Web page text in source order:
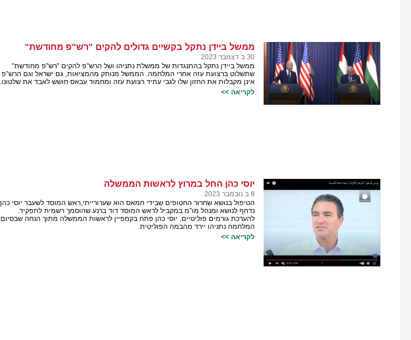
ממשל ביידן נתקל בקשיים גדולים להקים "רש"פ מחודשת"
30 ב דצמבר 2023
ממשל ביידן נתקל בהתנגדות של ממשלת נתניהו ושל הרש"פ להקים "רש"פ מחודשת"
שתשלוט ברצועת עזה אחרי המלחמה. הממשל מנותק מהמציאות, גם ישראל וגם הרש"פ
אינן מקבלות את החזון שלו לגבי עתיד רצועת עזה ומחמוד עבאס חושש לאבד את שלטונו.
לקריאה >>
יוסי כהן החל במרוץ לראשות הממשלה
8 ב נובמבר 2023
הטיפול בנושא שחרור החטופים שבידי חמאס הוא שערורייתי,ראש המוסד לשעבר יוסי כהן
נדחף לנושא ומנהל מו"מ במקביל לראש המוסד דוד ברנע שהוסמך רשמית לתפקיד.
להערכת גורמים פוליטיים, יוסי כהן פתח בקמפיין לראשות הממשלה מתוך הנחה שבסיום
המלחמה נתניהו יירד מהבמה הפוליטית.
לקריאה >>